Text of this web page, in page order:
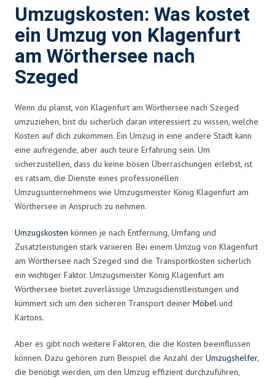
Umzugskosten: Was kostet
ein Umzug von Klagenfurt
am Wörthersee nach
Szeged
Wenn du planst, von Klagenfurt am Wörthersee nach Szeged
umzuziehen, bist du sicherlich daran interessiert zu wissen, welche
Kosten auf dich zukommen. Ein Umzug in eine andere Stadt kann
eine aufregende, aber auch teure Erfahrung sein. Um
sicherzustellen, dass du keine bösen Überraschungen erlebst, ist
es ratsam, die Dienste eines professionellen
Umzugsunternehmens wie Umzugsmeister König Klagenfurt am
Wörthersee in Anspruch zu nehmen.
Umzugskosten können je nach Entfernung, Umfang und
Zusatzleistungen stark variieren. Bei einem Umzug von Klagenfurt
am Wörthersee nach Szeged sind die Transportkosten sicherlich
ein wichtiger Faktor. Umzugsmeister König Klagenfurt am
Wörthersee bietet zuverlässige Umzugsdienstleistungen und
kümmert sich um den sicheren Transport deiner Möbel und
Kartons.
Aber es gibt noch weitere Faktoren, die die Kosten beeinflussen
können. Dazu gehören zum Beispiel die Anzahl der Umzugshelfer,
die benötigt werden, um den Umzug effizient durchzuführen,